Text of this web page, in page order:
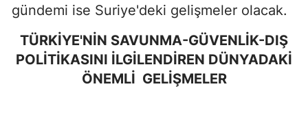
gündemi ise Suriye'deki gelişmeler olacak.
TÜRKİYE'NİN SAVUNMA-GÜVENLİK-DIŞ
POLİTİKASINI İLGİLENDİREN DÜNYADAKİ
ÖNEMLİ GELİŞMELER